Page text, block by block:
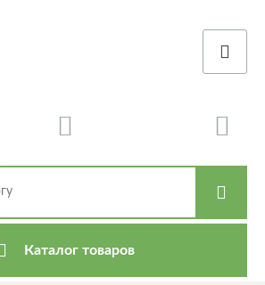
Каталог товаров